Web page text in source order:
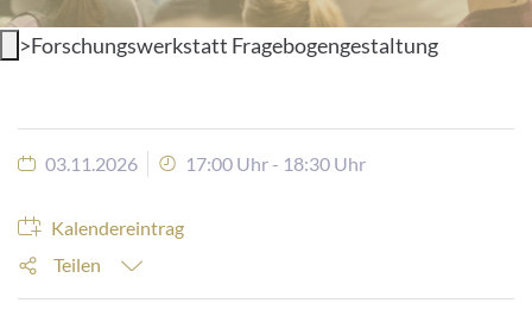
>Forschungswerkstatt Fragebogengestaltung
03.11.2026 17:00 Uhr - 18:30 Uhr
Kalendereintrag
Teilen